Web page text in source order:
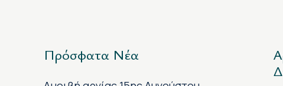
Πρόσφατα Νέα